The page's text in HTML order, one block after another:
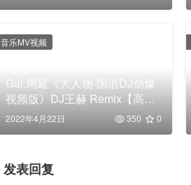
Gai.周延《大人物-国语DJ劲爆
视频版》DJ王赫 Remix【高清
MP4】
2022年4月22日 350 0
音乐MV视频
发表回复